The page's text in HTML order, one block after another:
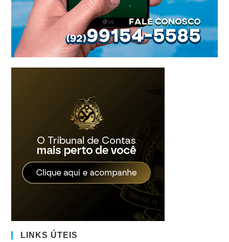
LINKS ÚTEIS